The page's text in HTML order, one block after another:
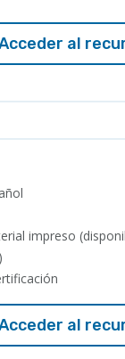
al
impreso
al